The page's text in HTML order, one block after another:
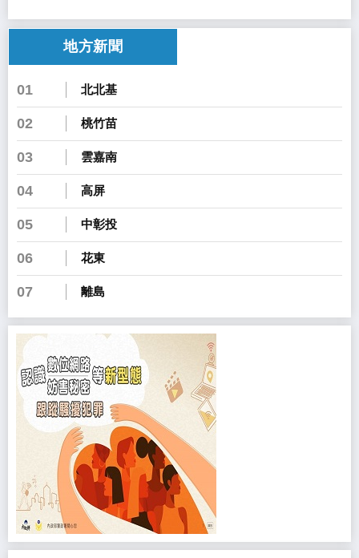
地方新聞
01 北北基
02 桃竹苗
03 雲嘉南
04 高屏
05 中彰投
06 花東
07 離島